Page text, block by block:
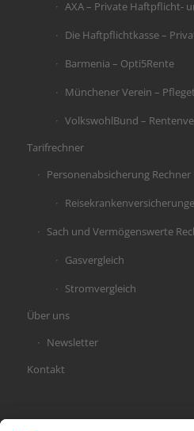
AXA – Private Haftpflicht-
Die Haftpflichtkasse –
Barmenia – Opti5Rente
Münchener Verein –
VolkswohlBund –
Tarifrechner
Personenabsicherung Rechner
Sach und Vermögenswerte
Gasvergleich
Stromvergleich
Über uns
Newsletter
Kontakt